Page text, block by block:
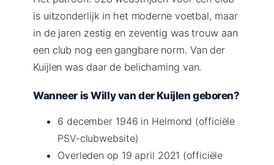
is uitzonderlijk in het moderne voetbal, maar
in de jaren zestig en zeventig was trouw aan
een club nog een gangbare norm. Van der
Kuijlen was daar de belichaming van.
Wanneer is Willy van der Kuijlen geboren?
6 december 1946 in Helmond (officiële
PSV-clubwebsite)
Overleden op 19 april 2021 (officiële